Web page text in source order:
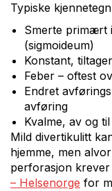
Typiske
Smerte primært i
(sigmoideum)
Konstant,
Feber – oftest
Endret
avføring
Kvalme, av og
Mild divertikulitt
hjemme, men
perforasjon krever
– Helsenorge for